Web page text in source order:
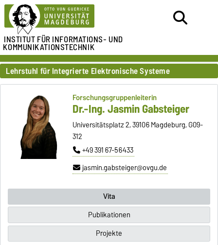
INSTITUT FÜRINFORMATIONS- UND
KOMMUNIKATIONSTECHNIK
Lehrstuhl für Integrierte Elektronische Systeme
Forschungsgruppenleiterin
Dr.-Ing. Jasmin Gabsteiger
Universitätsplatz 2, 39106 Magdeburg, G09-
312
+49 391 67-56433
jasmin.gabsteiger@ovgu.de
Vita
Publikationen
Projekte